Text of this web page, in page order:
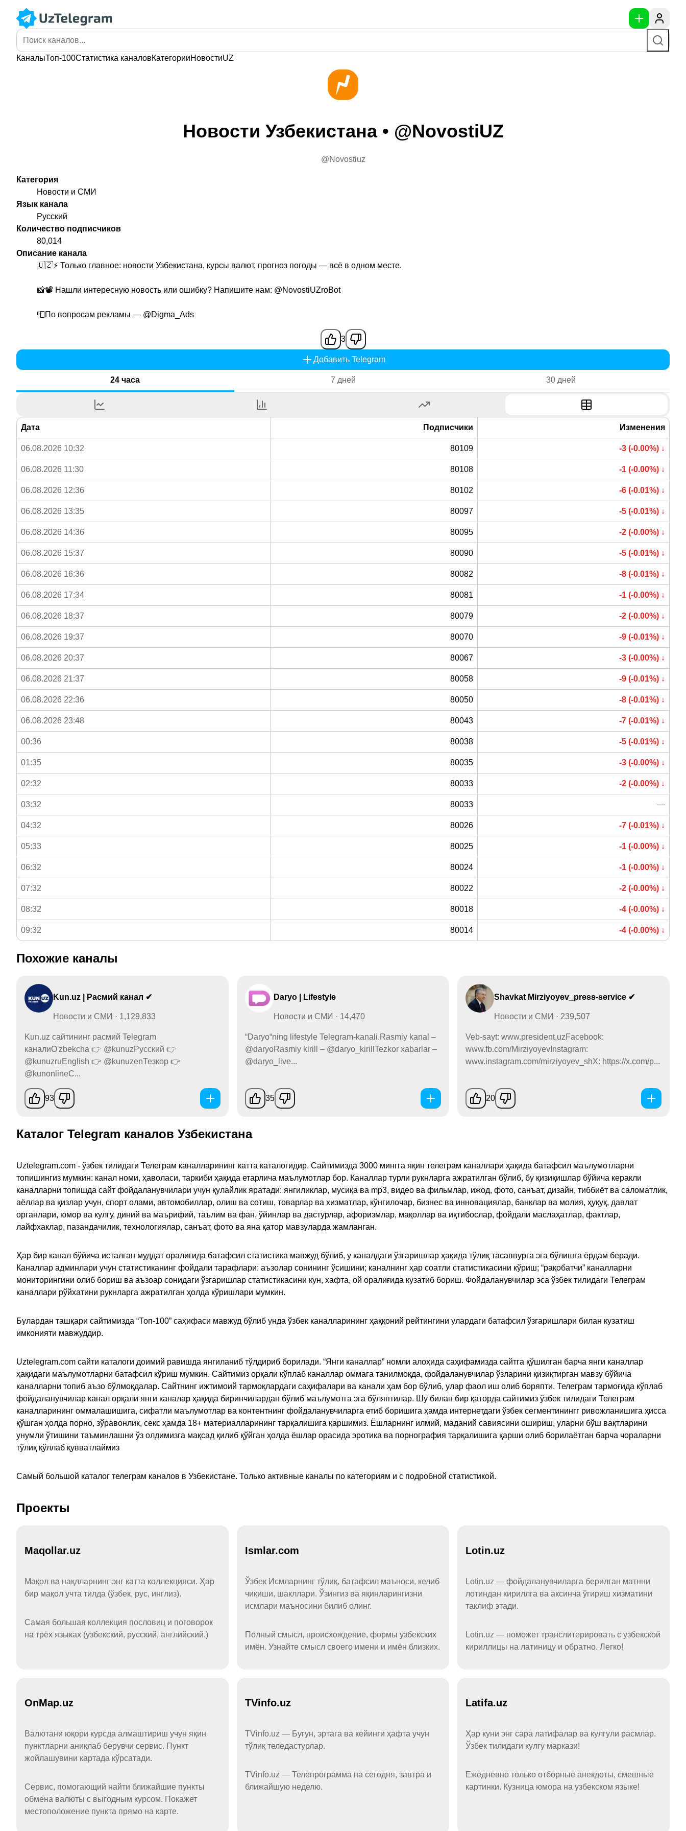
КаналыТоп-100Статистика каналовКатегорииНовостиUZ
Новости Узбекистана • @NovostiUZ
@Novostiuz
Категория
Новости и СМИ
Язык канала
Русский
Количество подписчиков
80,014
Описание канала
🇺🇿⚡️ Только главное: новости Узбекистана, курсы валют, прогноз погоды — всё в одном месте.
📸📽️ Нашли интересную новость или ошибку? Напишите нам: @NovostiUZroBot
📮По вопросам рекламы — @Digma_Ads
3
Добавить Telegram
24 часа 7 дней 30 дней
Дата Подписчики Изменения
06.08.2026 10:32 80109 -3 (-0.00%) ↓
06.08.2026 11:30 80108 -1 (-0.00%) ↓
06.08.2026 12:36 80102 -6 (-0.01%) ↓
06.08.2026 13:35 80097 -5 (-0.01%) ↓
06.08.2026 14:36 80095 -2 (-0.00%) ↓
06.08.2026 15:37 80090 -5 (-0.01%) ↓
06.08.2026 16:36 80082 -8 (-0.01%) ↓
06.08.2026 17:34 80081 -1 (-0.00%) ↓
06.08.2026 18:37 80079 -2 (-0.00%) ↓
06.08.2026 19:37 80070 -9 (-0.01%) ↓
06.08.2026 20:37 80067 -3 (-0.00%) ↓
06.08.2026 21:37 80058 -9 (-0.01%) ↓
06.08.2026 22:36 80050 -8 (-0.01%) ↓
06.08.2026 23:48 80043 -7 (-0.01%) ↓
00:36 80038 -5 (-0.01%) ↓
01:35 80035 -3 (-0.00%) ↓
02:32 80033 -2 (-0.00%) ↓
03:32 80033 —
04:32 80026 -7 (-0.01%) ↓
05:33 80025 -1 (-0.00%) ↓
06:32 80024 -1 (-0.00%) ↓
07:32 80022 -2 (-0.00%) ↓
08:32 80018 -4 (-0.00%) ↓
09:32 80014 -4 (-0.00%) ↓
Похожие каналы
Kun.uz | Расмий канал ✔
Новости и СМИ · 1,129,833
Kun.uz сайтининг расмий Telegram
каналиO'zbekcha 👉 @kunuzРусский 👉
@kunuzruEnglish 👉 @kunuzenТезкор 👉
@kunonlineС...
93
Daryo | Lifestyle
Новости и СМИ · 14,470
“Daryo“ning lifestyle Telegram-kanali.Rasmiy kanal –
@daryoRasmiy kirill – @daryo_kirillTezkor xabarlar –
@daryo_live...
35
Shavkat Mirziyoyev_press-service ✔
Новости и СМИ · 239,507
Veb-sayt: www.president.uzFacebook:
www.fb.com/MirziyoyevInstagram:
www.instagram.com/mirziyoyev_shX: https://x.com/p...
20
Каталог Telegram каналов Узбекистана
Uztelegram.com - ўзбек тилидаги Телеграм каналларининг катта каталогидир. Сайтимизда 3000 мингга яқин телеграм каналлари ҳақида батафсил маълумотларни
топишингиз мумкин: канал номи, ҳаволаси, таркиби ҳақида етарлича маълумотлар бор. Каналлар турли рукнларга ажратилган бўлиб, бу қизиқишлар бўйича керакли
каналларни топишда сайт фойдаланувчилари учун қулайлик яратади: янгиликлар, мусиқа ва mp3, видео ва фильмлар, ижод, фото, санъат, дизайн, тиббиёт ва саломатлик,
аёллар ва қизлар учун, спорт олами, автомобиллар, олиш ва сотиш, товарлар ва хизматлар, кўнгилочар, бизнес ва инновациялар, банклар ва молия, ҳуқуқ, давлат
органлари, юмор ва кулгу, диний ва маърифий, таълим ва фан, ўйинлар ва дастурлар, афоризмлар, мақоллар ва иқтибослар, фойдали маслаҳатлар, фактлар,
лайфхаклар, пазандачилик, технологиялар, санъат, фото ва яна қатор мавзуларда жамланган.
Ҳар бир канал бўйича исталган муддат оралиғида батафсил статистика мавжуд бўлиб, у каналдаги ўзгаришлар ҳақида тўлиқ тасаввурга эга бўлишга ёрдам беради.
Каналлар админлари учун статистиканинг фойдали тарафлари: аъзолар сонининг ўсишини; каналнинг ҳар соатли статистикасини кўриш; “рақобатчи” каналларни
мониторингини олиб бориш ва аъзоар сонидаги ўзгаришлар статистикасини кун, хафта, ой оралиғида кузатиб бориш. Фойдаланувчилар эса ўзбек тилидаги Телеграм
каналлари рўйхатини рукнларга ажратилган ҳолда кўришлари мумкин.
Булардан ташқари сайтимизда “Топ-100” саҳифаси мавжуд бўлиб унда ўзбек каналларининг ҳаққоний рейтингини улардаги батафсил ўзгаришлари билан кузатиш
имконияти мавжуддир.
Uztelegram.com сайти каталоги доимий равишда янгиланиб тўлдириб борилади. “Янги каналлар” номли алоҳида саҳифамизда сайтга қўшилган барча янги каналлар
ҳақидаги маълумотларни батафсил кўриш мумкин. Сайтимиз орқали кўплаб каналлар оммага танилмоқда, фойдаланувчилар ўзларини қизиқтирган мавзу бўйича
каналларни топиб аъзо бўлмоқдалар. Сайтнинг ижтимоий тармоқлардаги саҳифалари ва канали ҳам бор бўлиб, улар фаол иш олиб боряпти. Телеграм тармоғида кўплаб
фойдаланувчилар канал орқали янги каналар ҳақида биринчилардан бўлиб маълумотга эга бўляптилар. Шу билан бир қаторда сайтимиз ўзбек тилидаги Телеграм
каналларининг оммалашишига, сифатли маълумотлар ва контентнинг фойдаланувчиларга етиб боришига ҳамда интернетдаги ўзбек сегментинингг ривожланишига ҳисса
қўшган ҳолда порно, зўравонлик, секс ҳамда 18+ материалларининг тарқалишига қаршимиз. Ёшларнинг илмий, маданий савиясини ошириш, уларни бўш вақтларини
унумли ўтишини таъминлашни ўз олдимизга мақсад қилиб қўйган ҳолда ёшлар орасида эротика ва порнография тарқалишига қарши олиб борилаётган барча чораларни
тўлиқ қўллаб қувватлаймиз
Самый большой каталог телеграм каналов в Узбекистане. Только активные каналы по категориям и с подробной статистикой.
Проекты
Maqollar.uz
Мақол ва нақлларнинг энг катта коллекцияси. Ҳар
бир мақол учта тилда (ўзбек, рус, инглиз).
Самая большая коллекция пословиц и поговорок
на трёх языках (узбекский, русский, английский.)
Ismlar.com
Ўзбек Исмларнинг тўлиқ, батафсил маъноси, келиб
чиқиши, шакллари. Ўзингиз ва яқинларингизни
исмлари маъносини билиб олинг.
Полный смысл, происхождение, формы узбекских
имён. Узнайте смысл своего имени и имён близких.
Lotin.uz
Lotin.uz — фойдаланувчиларга берилган матнни
лотиндан кириллга ва аксинча ўгириш хизматини
таклиф этади.
Lotin.uz — поможет транслитерировать с узбекской
кириллицы на латиницу и обратно. Легко!
OnMap.uz
Валютани юқори курсда алмаштириш учун яқин
пунктларни аниқлаб берувчи сервис. Пункт
жойлашувини картада кўрсатади.
Сервис, помогающий найти ближайшие пункты
обмена валюты с выгодным курсом. Покажет
местоположение пункта прямо на карте.
TVinfo.uz
TVinfo.uz — Бугун, эртага ва кейинги ҳафта учун
тўлиқ теледастурлар.
TVinfo.uz — Телепрограмма на сегодня, завтра и
ближайшую неделю.
Latifa.uz
Ҳар куни энг сара латифалар ва кулгули расмлар.
Ўзбек тилидаги кулгу маркази!
Ежедневно только отборные анекдоты, смешные
картинки. Кузница юмора на узбекском языке!